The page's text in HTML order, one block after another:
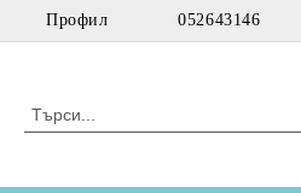
Профил 052643146